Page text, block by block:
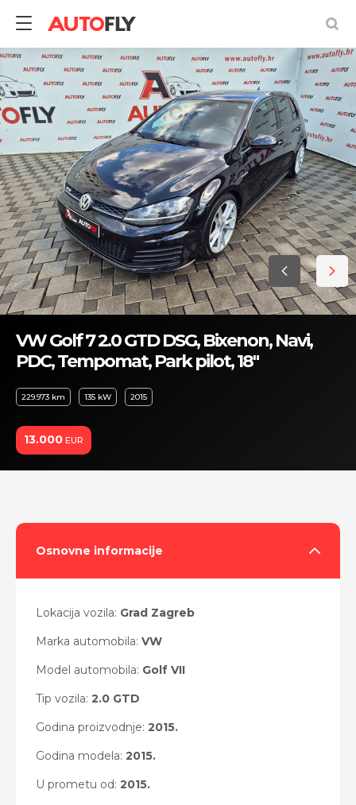
VW Golf 7 2.0 GTD DSG, Bixenon, Navi,
PDC, Tempomat, Park pilot, 18"
229.973 km 135 kW 2015
13.000 EUR
Osnovne informacije
Lokacija vozila: Grad Zagreb
Marka automobila: VW
Model automobila: Golf VII
Tip vozila: 2.0 GTD
Godina proizvodnje: 2015.
Godina modela: 2015.
U prometu od: 2015.